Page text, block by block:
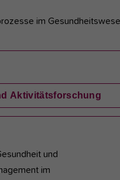
im
Aktivitätsforschung
und
im